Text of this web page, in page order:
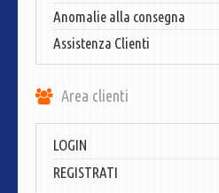
Anomalie alla consegna
Assistenza Clienti
Area clienti
LOGIN
REGISTRATI